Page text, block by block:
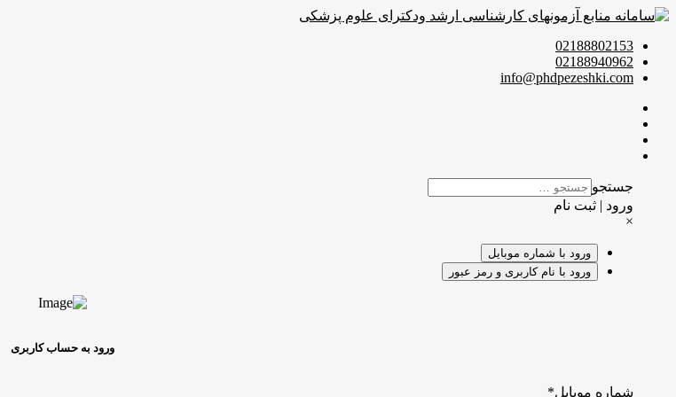
02188802153
02188940962
info@phdpezeshki.com
جستجو
ورود | ثبت نام
×
ورود با شماره موبایل
ورود با نام کاربری و رمز عبور
ورود به حساب کاربری
شماره موبایل*